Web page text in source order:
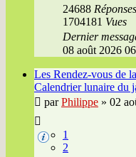
24688 Réponses
1704181 Vues
Dernier
08 août 2026
Les Rendez-vous de
Calendrier lunaire du
parPhilippe » 02
1
2